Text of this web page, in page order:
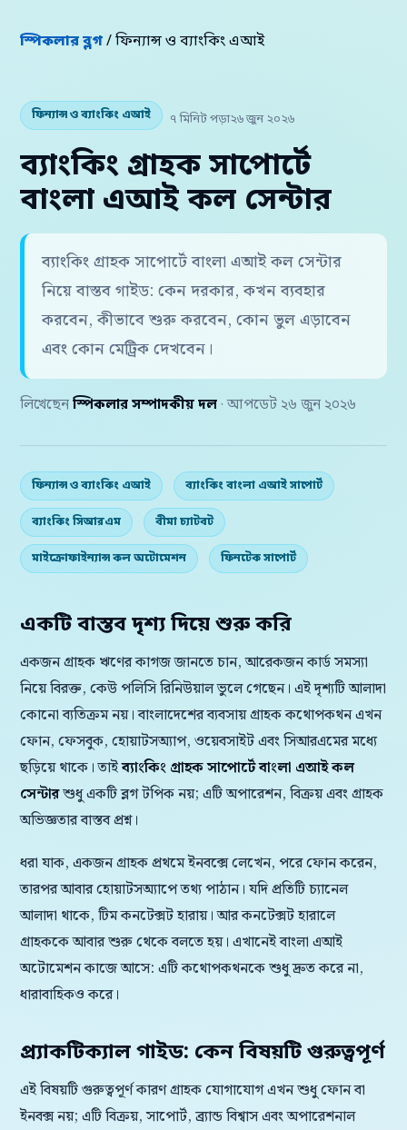
স্পিকলার ব্লগ/ ফিন্যান্স ও ব্যাংকিং এআই
ফিন্যান্স ও ব্যাংকিং এআই ৭ মিনিট পড়া২৬ জুন ২০২৬
ব্যাংকিং গ্রাহক সাপোর্টে
বাংলা এআই কল সেন্টার
ব্যাংকিং গ্রাহক সাপোর্টে বাংলা এআই কল সেন্টার
নিয়ে বাস্তব গাইড: কেন দরকার, কখন ব্যবহার
করবেন, কীভাবে শুরু করবেন, কোন ভুল এড়াবেন
এবং কোন মেট্রিক দেখবেন।
লিখেছেন স্পিকলার সম্পাদকীয় দল · আপডেট ২৬ জুন ২০২৬
ফিন্যান্স ও ব্যাংকিং এআই ব্যাংকিং বাংলা এআই সাপোর্ট
ব্যাংকিং সিআরএম বীমা চ্যাটবট
মাইক্রোফাইন্যান্স কল অটোমেশন ফিনটেক সাপোর্ট
একটি বাস্তব দৃশ্য দিয়ে শুরু করি
একজন গ্রাহক ঋণের কাগজ জানতে চান, আরেকজন কার্ড সমস্যা
নিয়ে বিরক্ত, কেউ পলিসি রিনিউয়াল ভুলে গেছেন। এই দৃশ্যটি আলাদা
কোনো ব্যতিক্রম নয়। বাংলাদেশের ব্যবসায় গ্রাহক কথোপকথন এখন
ফোন, ফেসবুক, হোয়াটসঅ্যাপ, ওয়েবসাইট এবং সিআরএমের মধ্যে
ছড়িয়ে থাকে। তাইব্যাংকিং গ্রাহক সাপোর্টে বাংলা এআই কল
সেন্টারশুধু একটি ব্লগ টপিক নয়; এটি অপারেশন, বিক্রয় এবং গ্রাহক
অভিজ্ঞতার বাস্তব প্রশ্ন।
ধরা যাক, একজন গ্রাহক প্রথমে ইনবক্সে লেখেন, পরে ফোন করেন,
তারপর আবার হোয়াটসঅ্যাপে তথ্য পাঠান। যদি প্রতিটি চ্যানেল
আলাদা থাকে, টিম কনটেক্সট হারায়। আর কনটেক্সট হারালে
গ্রাহককে আবার শুরু থেকে বলতে হয়। এখানেই বাংলা এআই
অটোমেশন কাজে আসে: এটি কথোপকথনকে শুধু দ্রুত করে না,
ধারাবাহিকও করে।
প্র্যাকটিক্যাল গাইড: কেন বিষয়টি গুরুত্বপূর্ণ
এই বিষয়টি গুরুত্বপূর্ণ কারণ গ্রাহক যোগাযোগ এখন শুধু ফোন বা
ইনবক্স নয়; এটি বিক্রয়, সাপোর্ট, ব্র্যান্ড বিশ্বাস এবং অপারেশনাল